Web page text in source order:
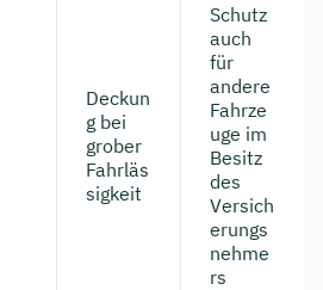
Deckun
g bei
grober
Fahrläs
sigkeit
Schutz
auch
für
andere
Fahrze
uge im
Besitz
des
Versich
erungs
nehme
rs